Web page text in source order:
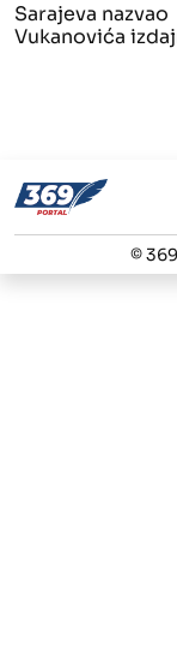
Sarajeva nazvao
Vukanovića
©